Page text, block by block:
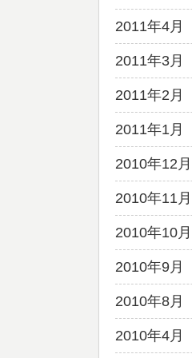
2011年4月
2011年3月
2011年2月
2011年1月
2010年12月
2010年11月
2010年10月
2010年9月
2010年8月
2010年4月